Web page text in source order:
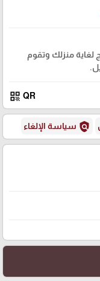
لغاية منزلك وتقوم
QR
qr_code
policy سياسة الإلغاء